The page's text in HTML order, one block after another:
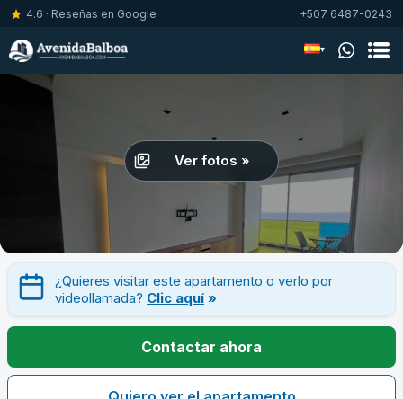
4.6 · Reseñas en Google +507 6487-0243
▾
Ver fotos »
¿Quieres visitar este apartamento o verlo por
videollamada? Clic aquí »
Contactar ahora